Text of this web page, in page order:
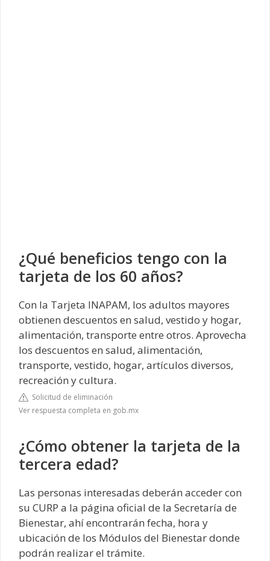
¿Qué beneficios tengo con la
tarjeta de los 60 años?
Con la Tarjeta INAPAM, los adultos mayores
obtienen descuentos en salud, vestido y hogar,
alimentación, transporte entre otros. Aprovecha
los descuentos en salud, alimentación,
transporte, vestido, hogar, artículos diversos,
recreación y cultura.
Solicitud de eliminación
Ver respuesta completa en gob.mx
¿Cómo obtener la tarjeta de la
tercera edad?
Las personas interesadas deberán acceder con
su CURP a la página oficial de la Secretaría de
Bienestar, ahí encontrarán fecha, hora y
ubicación de los Módulos del Bienestar donde
podrán realizar el trámite.